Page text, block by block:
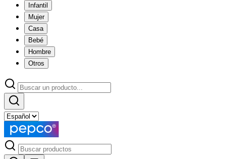
Infantil
Mujer
Casa
Bebé
Hombre
Otros